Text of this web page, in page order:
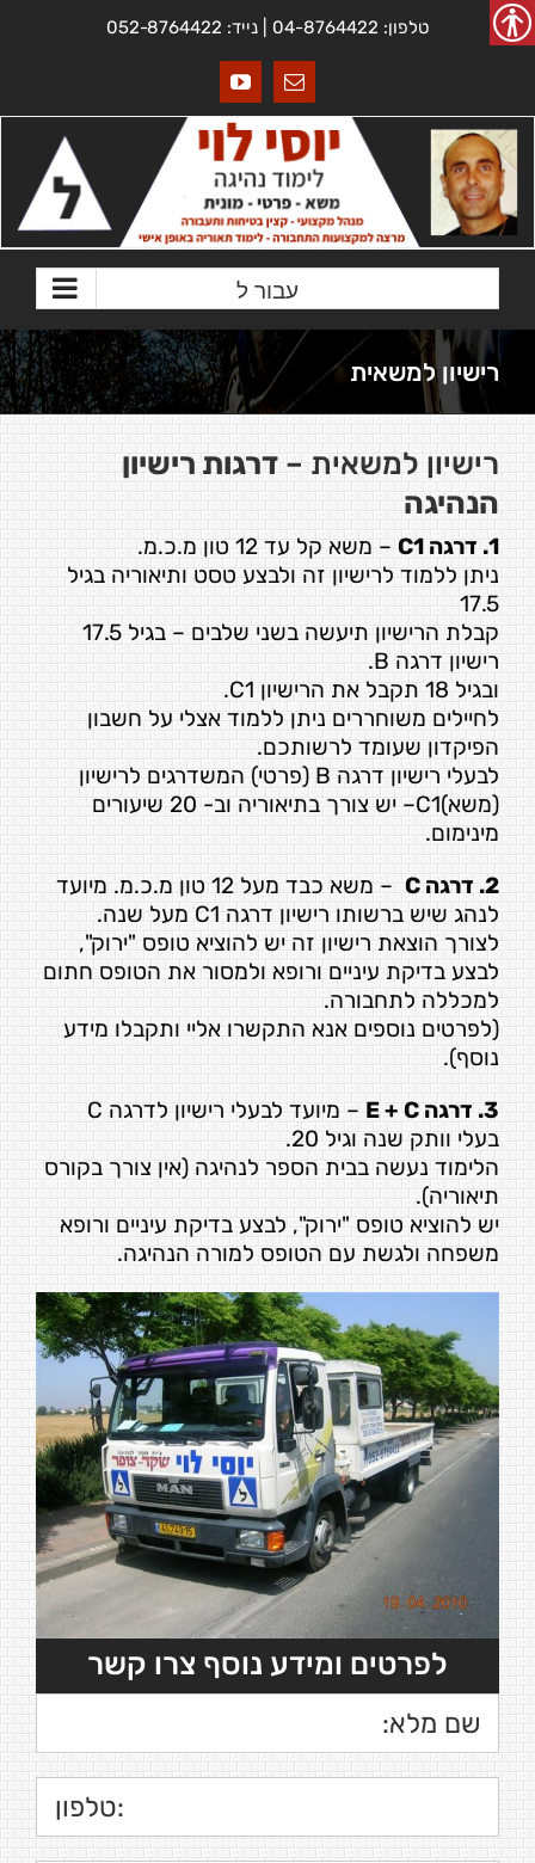
Skip
to
טלפון: 04-8764422 | נייד: 052-8764422
כתובת
אלקטרוני
YouTube
עבור ל
רישיון למשאית
רישיון למשאית – דרגות רישיון
הנהיגה
1. דרגה C1
– משא קל עד 12 טון מ.כ.מ.
ניתן ללמוד לרישיון זה ולבצע טסט ותיאוריה בגיל
17.5
קבלת הרישיון תיעשה בשני שלבים – בגיל 17.5
רישיון דרגה B.
ובגיל 18 תקבל את הרישיון C1.
לחיילים משוחררים ניתן ללמוד אצלי על חשבון
הפיקדון שעומד לרשותכם.
לבעלי רישיון דרגה B (פרטי) המשדרגים לרישיון
(משא)C1– יש צורך בתיאוריה וב- 20 שיעורים
מינימום.
2. דרגה C
– משא כבד מעל 12 טון מ.כ.מ. מיועד
לנהג שיש ברשותו רישיון דרגה C1 מעל שנה.
לצורך הוצאת רישיון זה יש להוציא טופס "ירוק",
לבצע בדיקת עיניים ורופא ולמסור את הטופס חתום
למכללה לתחבורה.
(לפרטים נוספים אנא התקשרו אליי ותקבלו מידע
נוסף).
3. דרגה E + C
בעלי וותק שנה וגיל 20.
הלימוד נעשה בבית הספר לנהיגה (אין צורך בקורס
תיאוריה).
יש להוציא טופס "ירוק", לבצע בדיקת עיניים ורופא
משפחה ולגשת עם הטופס למורה הנהיגה.
לפרטים ומידע נוסף צרו קשר